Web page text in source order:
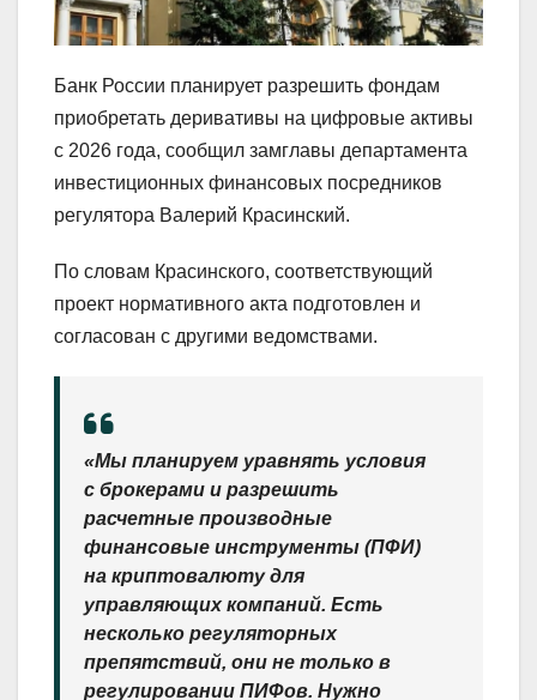
Банк России планирует разрешить фондам
приобретать деривативы на цифровые активы
с 2026 года, сообщил замглавы департамента
инвестиционных финансовых посредников
регулятора Валерий Красинский.
По словам Красинского, соответствующий
проект нормативного акта подготовлен и
согласован с другими ведомствами.
«Мы планируем уравнять условия
с брокерами и разрешить
расчетные производные
финансовые инструменты (ПФИ)
на криптовалюту для
управляющих компаний. Есть
несколько регуляторных
препятствий, они не только в
регулировании ПИФов. Нужно